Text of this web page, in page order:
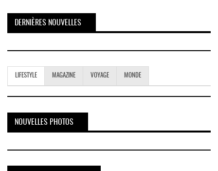
DERNIÈRES NOUVELLES
LIFESTYLE MAGAZINE VOYAGE MONDE
NOUVELLES PHOTOS